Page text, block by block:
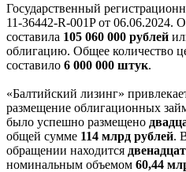
Государственный
11-36442-R-001P от 06.06.2024.
составила 105 060 000 рублей
облигацию. Общее количество
составило 6 000 000 штук.
«Балтийский лизинг»
размещение облигационных
было успешно размещено
общей сумме 114 млрд рублей.
обращении находится
номинальным объемом 60,44